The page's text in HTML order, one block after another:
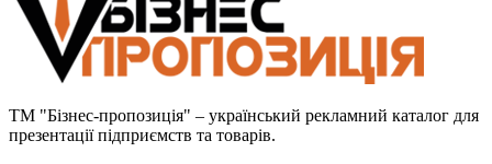
ТМ "Бізнес-пропозиція" – український рекламний каталог для
презентації підприємств та товарів.